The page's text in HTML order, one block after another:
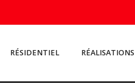
RÉSIDENTIEL RÉALISATIONS